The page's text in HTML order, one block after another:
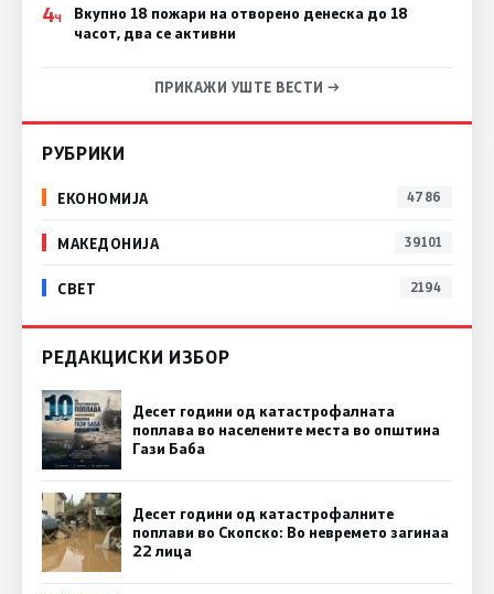
4Ч
Вкупно 18 пожари на отворено денеска до 18
часот, два се активни
ПРИКАЖИ УШТЕ ВЕСТИ →
РУБРИКИ
ЕКОНОМИЈА 4786
МАКЕДОНИЈА 39101
СВЕТ 2194
РЕДАКЦИСКИ ИЗБОР
Десет години од катастрофалната
поплава во населените места во општина
Гази Баба
Десет години од катастрофалните
поплави во Скопско: Во невремето загинаа
22 лица